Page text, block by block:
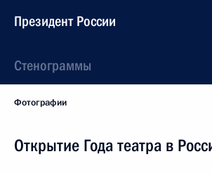
Президент России
Стенограммы
Фотографии
Открытие Года театра в